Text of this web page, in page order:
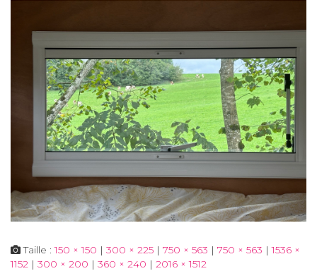
Taille :150 × 150 | 300 × 225 | 750 × 563 | 750 × 563 | 1536 ×
1152 | 300 × 200 | 360 × 240 | 2016 × 1512